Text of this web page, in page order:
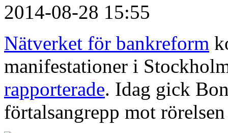
2014-08-28 15:55
Nätverket för bankreform
manifestationer i
rapporterade. Idag gick
förtalsangrepp mot